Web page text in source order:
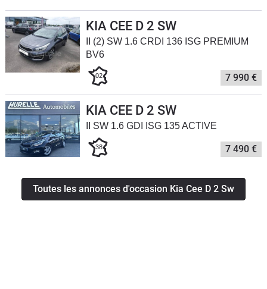
KIA CEE D 2 SW
II (2) SW 1.6 CRDI 136 ISG PREMIUM
BV6
02 7 990 €
KIA CEE D 2 SW
II SW 1.6 GDI ISG 135 ACTIVE
38 7 490 €
Toutes les annonces d'occasion Kia Cee D 2 Sw